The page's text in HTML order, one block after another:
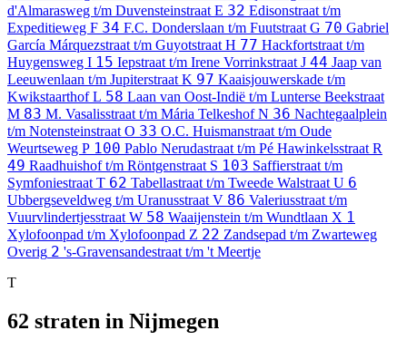
d'Almarasweg t/m Duvensteinstraat E 32 Edisonstraat t/m
Expeditieweg F 34 F.C. Donderslaan t/m Fuutstraat G 70 Gabriel
García Márquezstraat t/m Guyotstraat H 77 Hackfortstraat t/m
Huygensweg I 15 Iepstraat t/m Irene Vorrinkstraat J 44 Jaap van
Leeuwenlaan t/m Jupiterstraat K 97 Kaaisjouwerskade t/m
KwikstaarthofL 58 Laan van Oost-Indië t/m Lunterse Beekstraat
M 83 M. Vasalisstraat t/m Mária TelkeshofN 36 Nachtegaalplein
t/m Notensteinstraat O 33 O.C. Huismanstraat t/m Oude
Weurtseweg P 100 Pablo Nerudastraat t/m Pé Hawinkelsstraat R
49 Raadhuishof t/m Röntgenstraat S 103 Saffierstraat t/m
Symfoniestraat T 62 Tabellastraat t/m Tweede Walstraat U 6
Ubbergseveldweg t/m Uranusstraat V 86 Valeriusstraat t/m
Vuurvlindertjesstraat W 58 Waaijenstein t/m Wundtlaan X 1
Xylofoonpad t/m Xylofoonpad Z 22 Zandsepad t/m Zwarteweg
Overig 2 's-Gravensandestraat t/m 't Meertje
T
62 straten in Nijmegen